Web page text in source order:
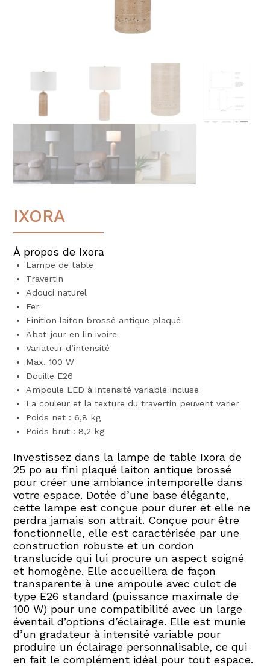
IXORA
À propos de Ixora
Lampe de table
Travertin
Adouci naturel
Fer
Finition laiton brossé antique plaqué
Abat-jour en lin ivoire
Variateur d’intensité
Max. 100 W
Douille E26
Ampoule LED à intensité variable incluse
La couleur et la texture du travertin peuvent varier
Poids net : 6,8 kg
Poids brut : 8,2 kg
Investissez dans la lampe de table Ixora de
25 po au fini plaqué laiton antique brossé
pour créer une ambiance intemporelle dans
votre espace. Dotée d’une base élégante,
cette lampe est conçue pour durer et elle ne
perdra jamais son attrait. Conçue pour être
fonctionnelle, elle est caractérisée par une
construction robuste et un cordon
translucide qui lui procure un aspect soigné
et homogène. Elle accueillera de façon
transparente à une ampoule avec culot de
type E26 standard (puissance maximale de
100 W) pour une compatibilité avec un large
éventail d’options d’éclairage. Elle est munie
d’un gradateur à intensité variable pour
produire un éclairage personnalisable, ce qui
en fait le complément idéal pour tout espace.